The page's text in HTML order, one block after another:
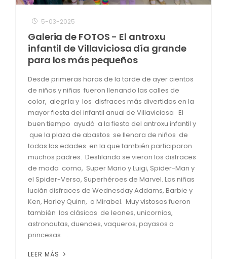
5-03-2025
Galeria de FOTOS - El antroxu
infantil de Villaviciosa día grande
para los más pequeños
Desde primeras horas de la tarde de ayer cientos
de niños y niñas fueron llenando las calles de
color, alegría y los disfraces más divertidos en la
mayor fiesta del infantil anual de Villaviciosa El
buen tiempo ayudó a la fiesta del antroxu infantil y
que la plaza de abastos se llenara de niños de
todas las edades en la que también participaron
muchos padres. Desfilando se vieron los disfraces
de moda como, Super Mario y Luigi, Spider-Man y
el Spider-Verso, Superhéroes de Marvel. Las niñas
lucián disfraces de Wednesday Addams, Barbie y
Ken, Harley Quinn, o Mirabel. Muy vistosos fueron
también los clásicos de leones, unicornios,
astronautas, duendes, vaqueros, payasos o
princesas. ...
LEER MÁS